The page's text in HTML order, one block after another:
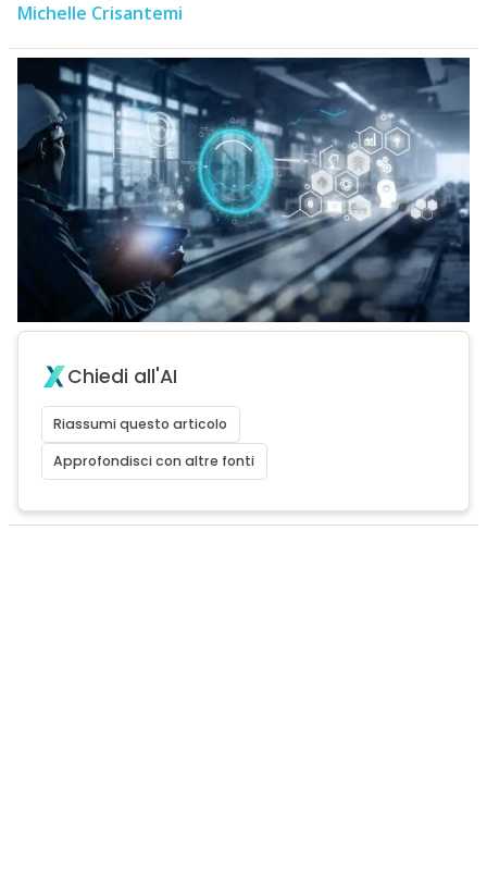
Michelle Crisantemi
Chiedi all'AI
Riassumi questo articolo
Approfondisci con altre fonti